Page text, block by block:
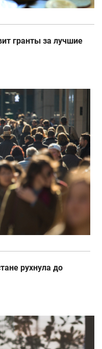
гранты за лучшие
рухнула до